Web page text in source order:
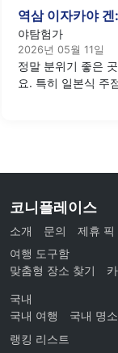
역삼 이자카야
야탐험가
2026년 05월 11일
정말 분위기 좋은
요. 특히 일본식 주
코니플레이스
소개 문의 제휴 픽
여행 도구함
맞춤형 장소 찾기
국내
국내 여행
국내 명소
랭킹 리스트